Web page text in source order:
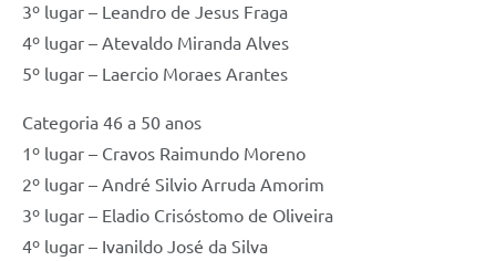
3º lugar – Leandro de Jesus Fraga
4º lugar – Atevaldo Miranda Alves
5º lugar – Laercio Moraes Arantes
Categoria 46 a 50 anos
1º lugar – Cravos Raimundo Moreno
2º lugar – André Silvio Arruda Amorim
3º lugar – Eladio Crisóstomo de Oliveira
4º lugar – Ivanildo José da Silva